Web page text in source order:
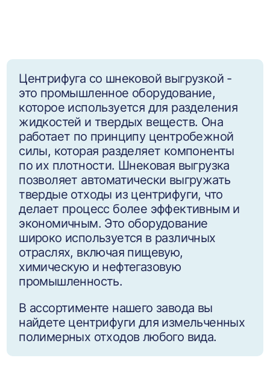
Центрифуга со шнековой выгрузкой -
это промышленное оборудование,
которое используется для разделения
жидкостей и твердых веществ. Она
работает по принципу центробежной
силы, которая разделяет компоненты
по их плотности. Шнековая выгрузка
позволяет автоматически выгружать
твердые отходы из центрифуги, что
делает процесс более эффективным и
экономичным. Это оборудование
широко используется в различных
отраслях, включая пищевую,
химическую и нефтегазовую
промышленность.
В ассортименте нашего завода вы
найдете центрифуги для измельченных
полимерных отходов любого вида.